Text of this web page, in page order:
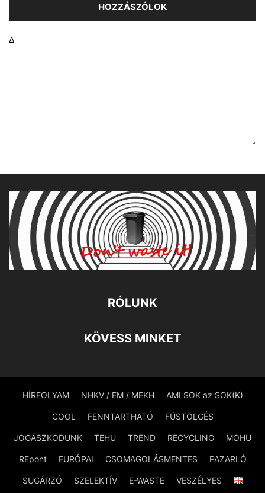
Δ
RÓLUNK
KÖVESS MINKET
HÍRFOLYAM NHKV / EM / MEKH AMI SOK az SOK(K)
COOL FENNTARTHATÓ FÜSTÖLGÉS
JOGÁSZKODUNK TEHU TREND RECYCLING MOHU
REpont EURÓPAI CSOMAGOLÁSMENTES PAZARLÓ
SUGÁRZÓ SZELEKTÍV E-WASTE VESZÉLYES